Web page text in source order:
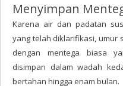
Menyimpan
Karena air dan padatan
yang telah diklarifikasi, umur
dengan mentega biasa
disimpan dalam wadah
bertahan hingga enam bulan.